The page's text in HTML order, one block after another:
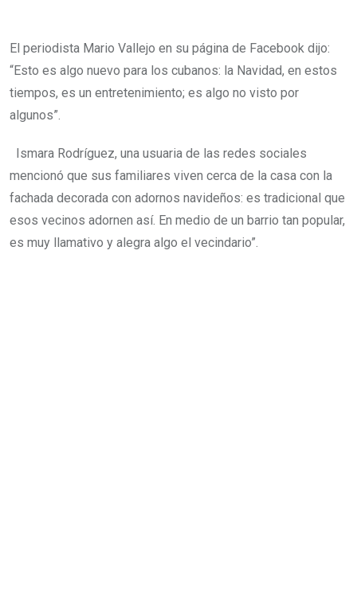
El periodista Mario Vallejo en su página de Facebook dijo:
“Esto es algo nuevo para los cubanos: la Navidad, en estos
tiempos, es un entretenimiento; es algo no visto por
algunos”.
Ismara Rodríguez, una usuaria de las redes sociales
mencionó que sus familiares viven cerca de la casa con la
fachada decorada con adornos navideños: es tradicional que
esos vecinos adornen así. En medio de un barrio tan popular,
es muy llamativo y alegra algo el vecindario”.